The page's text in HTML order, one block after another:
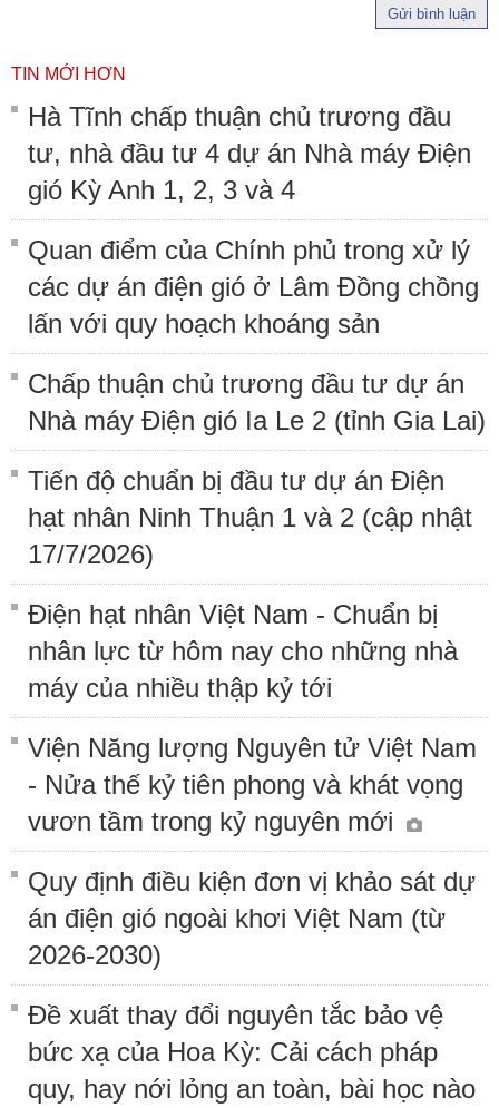
Gửi bình luận
TIN MỚI HƠN
Hà Tĩnh chấp thuận chủ trương đầu
tư, nhà đầu tư 4 dự án Nhà máy Điện
gió Kỳ Anh 1, 2, 3 và 4
Quan điểm của Chính phủ trong xử lý
các dự án điện gió ở Lâm Đồng chồng
lấn với quy hoạch khoáng sản
Chấp thuận chủ trương đầu tư dự án
Nhà máy Điện gió Ia Le 2 (tỉnh Gia Lai)
Tiến độ chuẩn bị đầu tư dự án Điện
hạt nhân Ninh Thuận 1 và 2 (cập nhật
17/7/2026)
Điện hạt nhân Việt Nam - Chuẩn bị
nhân lực từ hôm nay cho những nhà
máy của nhiều thập kỷ tới
Viện Năng lượng Nguyên tử Việt Nam
- Nửa thế kỷ tiên phong và khát vọng
vươn tầm trong kỷ nguyên mới
Quy định điều kiện đơn vị khảo sát dự
án điện gió ngoài khơi Việt Nam (từ
2026-2030)
Đề xuất thay đổi nguyên tắc bảo vệ
bức xạ của Hoa Kỳ: Cải cách pháp
quy, hay nới lỏng an toàn, bài học nào